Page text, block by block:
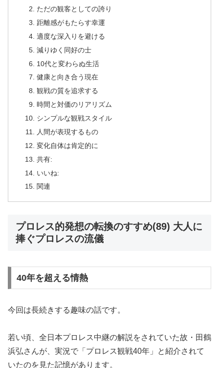
ただの観客としての誇り
距離感がもたらす幸運
適度な深入りを避ける
減りゆく同好の士
10代と変わらぬ生活
健康と向き合う現在
観戦の質を追求する
時間と対価のリアリズム
シンプルな観戦スタイル
人間が表現するもの
変化自体は肯定的に
共有:
いいね:
関連
プロレス的発想の転換のすすめ(89) 大人に
捧ぐプロレスの流儀
40年を超える情熱
今回は長続きする趣味の話です。
若い頃、全日本プロレス中継の解説をされていた故・田鶴
浜弘さんが、実況で「プロレス観戦40年」と紹介されて
いたのを見た記憶があります。